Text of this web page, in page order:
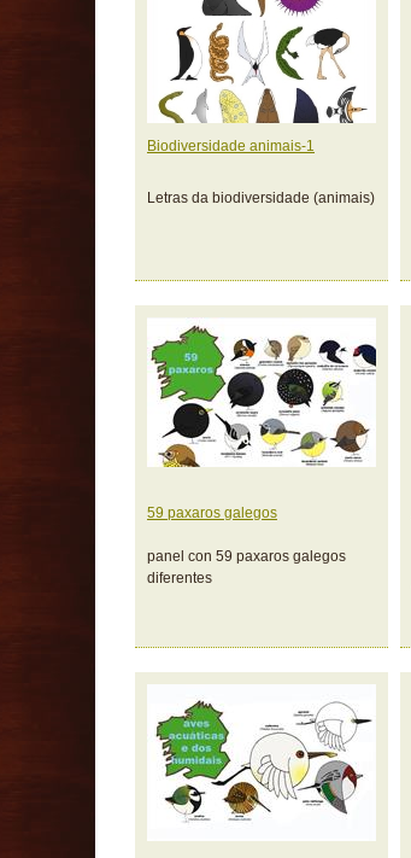
Biodiversidade animais-1
Letras da biodiversidade (animais)
59 paxaros galegos
panel con 59 paxaros galegos
diferentes